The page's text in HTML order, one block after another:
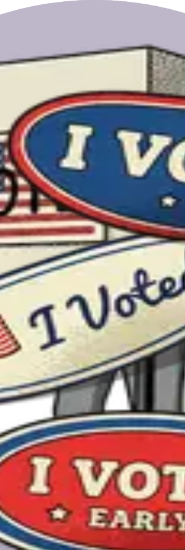
desde registrarte hasta
una tarjeta de regalo de $50.
obtener una tarjeta de regalo de $50.
una llamada de comentarios. Tu
PBC de propiedad sin fines de lucro.
cookies